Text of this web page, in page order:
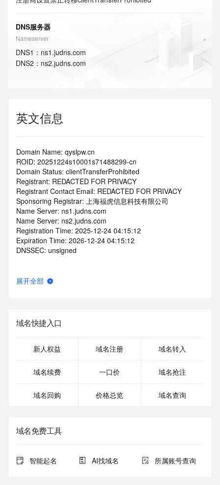
DNS服务器
Nameserver
DNS1 ： ns1.judns.com
DNS2 ： ns2.judns.com
英文信息
Domain Name: qyslpw.cn
ROID: 20251224s10001s71488299-cn
Domain Status: clientTransferProhibited
Registrant: REDACTED FOR PRIVACY
Registrant Contact Email: REDACTED FOR PRIVACY
Sponsoring Registrar: 上海福虎信息科技有限公司
Name Server: ns1.judns.com
Name Server: ns2.judns.com
Registration Time: 2025-12-24 04:15:12
Expiration Time: 2026-12-24 04:15:12
DNSSEC: unsigned
展开全部
域名快捷入口
新人权益 域名注册 域名转入
域名续费 一口价 域名抢注
域名回购 价格总览 域名查询
域名免费工具
智能起名 AI找域名 所属账号查询